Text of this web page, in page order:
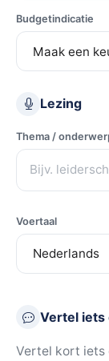
Budgetindicatie
Lezing
Thema /
Voertaal
Vertel iets
Vertel kort iets